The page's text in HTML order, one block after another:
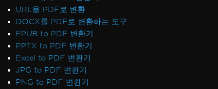
URL을 PDF로 변환
DOCX를 PDF로 변환하는 도구
EPUB to PDF 변환기
PPTX to PDF 변환기
Excel to PDF 변환기
JPG to PDF 변환기
PNG to PDF 변환기